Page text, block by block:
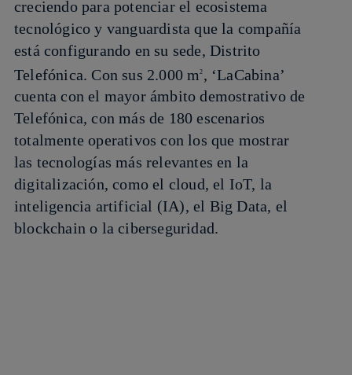
creciendo para potenciar el ecosistema
tecnológico y vanguardista que la compañía
está configurando en su sede, Distrito
Telefónica. Con sus 2.000 m2
, ‘LaCabina’
cuenta con el mayor ámbito demostrativo de
Telefónica, con más de 180 escenarios
totalmente operativos con los que mostrar
las tecnologías más relevantes en la
digitalización, como el cloud, el IoT, la
inteligencia artificial (IA), el Big Data, el
blockchain o la ciberseguridad.